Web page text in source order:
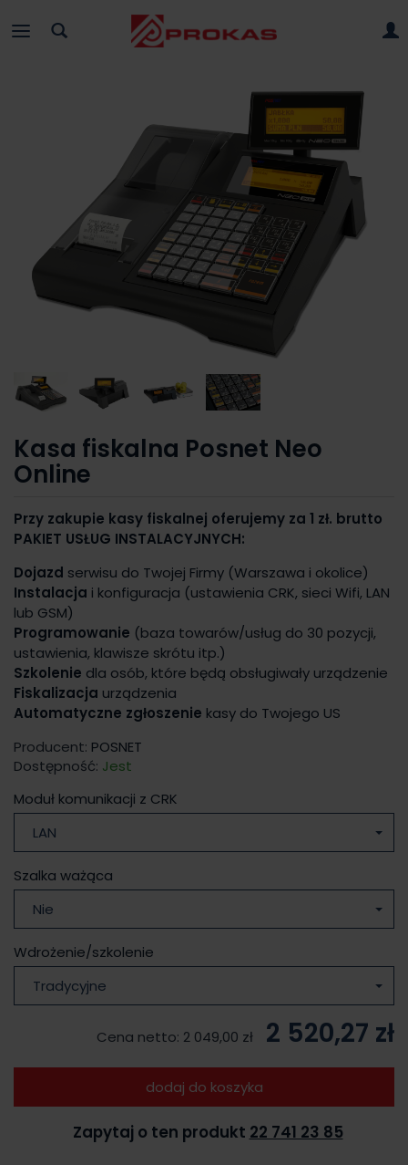
Kasa fiskalna Posnet Neo
Online
Przy zakupie kasy fiskalnej oferujemy za 1 zł. brutto
PAKIET USŁUG INSTALACYJNYCH:
Dojazd serwisu do Twojej Firmy (Warszawa i okolice)
Instalacja i konfiguracja (ustawienia CRK, sieci Wifi, LAN
lub GSM)
Programowanie (baza towarów/usług do 30 pozycji,
ustawienia, klawisze skrótu itp.)
Szkolenie dla osób, które będą obsługiwały urządzenie
Fiskalizacja urządzenia
Automatyczne zgłoszenie kasy do Twojego US
Producent: POSNET
Dostępność: Jest
Moduł komunikacji z CRK
LAN
Szalka ważąca
Nie
Wdrożenie/szkolenie
Tradycyjne
Cena netto: 2 049,00 zł 2 520,27 zł
dodaj do koszyka
Zapytaj o ten produkt 22 741 23 85